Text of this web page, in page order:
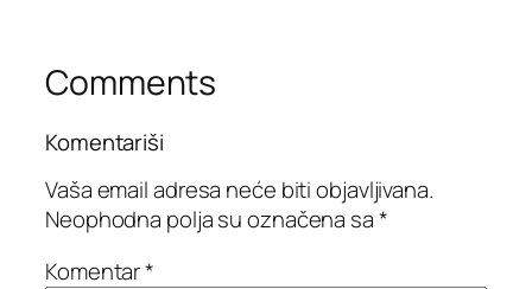
Comments
Komentariši
Vaša email adresa neće biti objavljivana.
Neophodna polja su označena sa*
Komentar*